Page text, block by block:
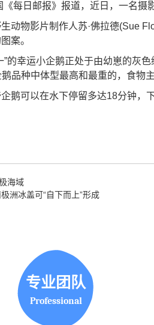
日邮报》报道，近日，一名摄影
物影片制作人苏·佛拉德(Sue
案。
幸运小企鹅正处于由幼崽的灰色
品种中体型最高和最重的，食物
可以在水下停留多达18分钟，下
海域
洲冰盖可“自下而上”形成
专业团队
Professional